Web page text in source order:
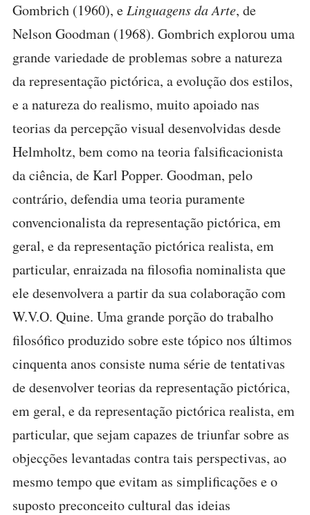
Gombrich (1960), e Linguagens da Arte, de
Nelson Goodman (1968). Gombrich explorou uma
grande variedade de problemas sobre a natureza
da representação pictórica, a evolução dos estilos,
e a natureza do realismo, muito apoiado nas
teorias da percepção visual desenvolvidas desde
Helmholtz, bem como na teoria falsificacionista
da ciência, de Karl Popper. Goodman, pelo
contrário, defendia uma teoria puramente
convencionalista da representação pictórica, em
geral, e da representação pictórica realista, em
particular, enraizada na filosofia nominalista que
ele desenvolvera a partir da sua colaboração com
W.V.O. Quine. Uma grande porção do trabalho
filosófico produzido sobre este tópico nos últimos
cinquenta anos consiste numa série de tentativas
de desenvolver teorias da representação pictórica,
em geral, e da representação pictórica realista, em
particular, que sejam capazes de triunfar sobre as
objecções levantadas contra tais perspectivas, ao
mesmo tempo que evitam as simplificações e o
suposto preconceito cultural das ideias